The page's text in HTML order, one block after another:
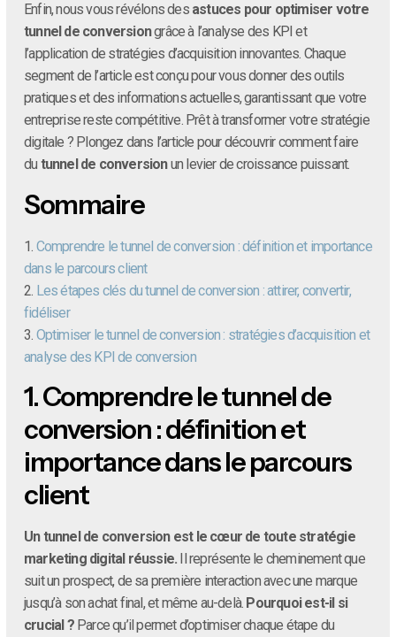
Enfin, nous vous révélons des astuces pour optimiser votre
tunnel de conversiongrâce à l’analyse des KPI et
l’application de stratégies d’acquisition innovantes. Chaque
segment de l’article est conçu pour vous donner des outils
pratiques et des informations actuelles, garantissant que votre
entreprise reste compétitive. Prêt à transformer votre stratégie
digitale ? Plongez dans l’article pour découvrir comment faire
du tunnel de conversionun levier de croissance puissant.
Sommaire
1. Comprendre le tunnel de conversion : définition et importance
dans le parcours client
2. Les étapes clés du tunnel de conversion : attirer, convertir,
fidéliser
3. Optimiser le tunnel de conversion : stratégies d’acquisition et
analyse des KPI de conversion
1.Comprendre le tunnel de
conversion : définition et
importance dans le parcours
client
Un tunnel de conversion est le cœur de toute stratégie
marketing digital réussie. Il représente le cheminement que
suit un prospect, de sa première interaction avec une marque
jusqu’à son achat final, et même au-delà. Pourquoi est-il si
crucial ?Parce qu’il permet d’optimiser chaque étape du